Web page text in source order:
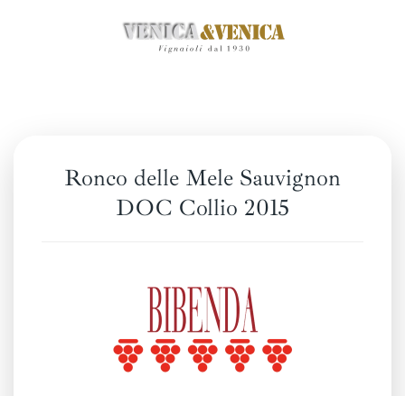
Ronco delle Mele Sauvignon
DOC Collio 2015